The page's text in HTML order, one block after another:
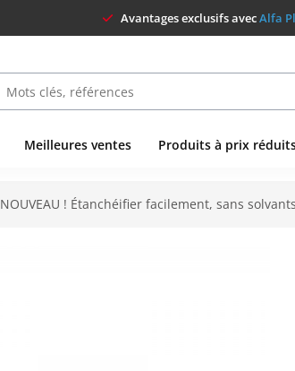
Avantages exclusifs avecAlfa
Meilleures ventes Produits à prix
NOUVEAU ! Étanchéifier facilement, sans